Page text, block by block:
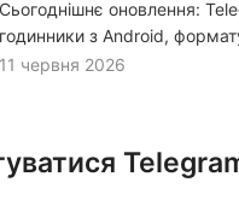
Сьогоднішнє оновлення:
годинники з Android,
11 червня 2026